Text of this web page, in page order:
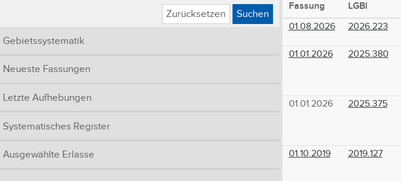
Zurücksetzen Suchen
Gebietssystematik
Neueste Fassungen
Letzte Aufhebungen
Systematisches Register
Ausgewählte Erlasse
Fassung LGBl
01.08.2026
2026.223
01.01.2026 2025.380
01.01.2026 2025.375
01.10.2019 2019.127